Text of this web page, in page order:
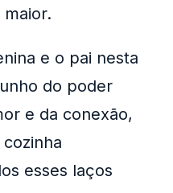
e o pai nesta
do poder
e da conexão,
esses laços